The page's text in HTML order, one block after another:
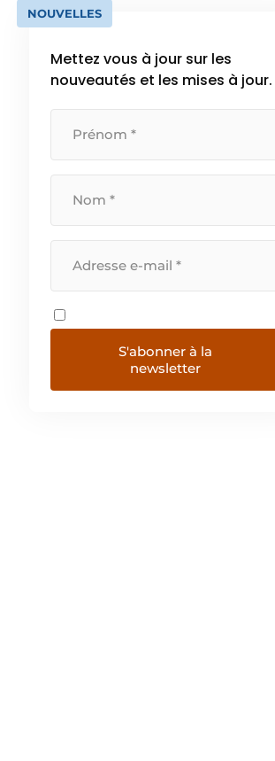
NOUVELLES
Mettez vous à jour sur les
nouveautés et les mises à jour.
S'abonner à la
newsletter